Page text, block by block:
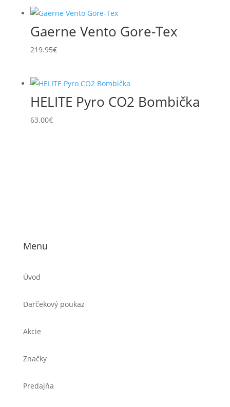
Gaerne Vento Gore-Tex
219.95€
HELITE Pyro CO2 Bombička
63.00€
Menu
Úvod
Darčekový poukaz
Akcie
Značky
Predajňa